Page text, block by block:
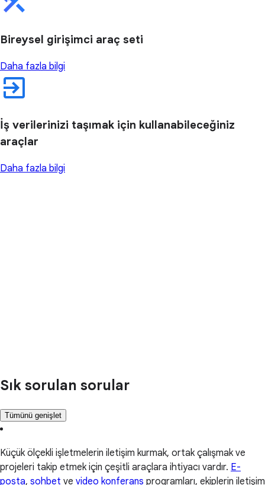
Bireysel girişimci araç seti
Daha fazla bilgi
İş verilerinizi taşımak için kullanabileceğiniz
araçlar
Daha fazla bilgi
Sık sorulan sorular
Tümünü genişlet
Küçük ölçekli işletmelerin iletişim kurmak, ortak çalışmak ve
projeleri takip etmek için çeşitli araçlara ihtiyacı vardır. E-
posta, sohbet ve video konferans programları, ekiplerin iletişim